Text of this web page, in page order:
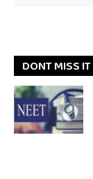
DONT MISS IT